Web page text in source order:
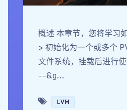
概述 本章节，您将学习
> 初始化为一个或多个
文件系统，挂载后进行
--&g...
LVM